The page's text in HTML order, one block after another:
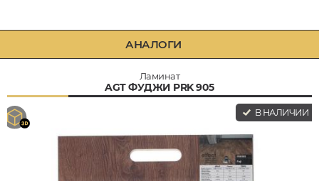
АНАЛОГИ
Ламинат
AGT ФУДЖИ PRK 905
В НАЛИЧИИ